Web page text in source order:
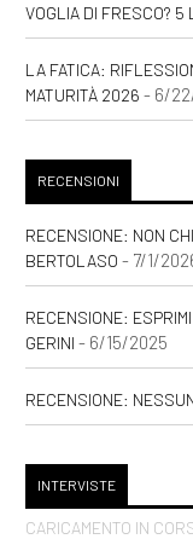
VOGLIA DI FRESCO? 5
LA FATICA:
MATURITÀ 2026 - 6/
RECENSIONI
RECENSIONE: NON
BERTOLASO - 7/1/
RECENSIONE:
GERINI - 6/15/2025
RECENSIONE:
INTERVISTE
CARICAMENTO IN